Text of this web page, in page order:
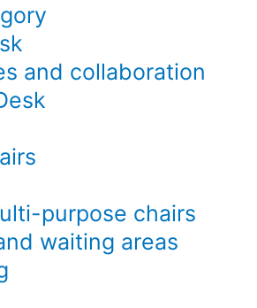
and collaboration
purpose chairs
waiting areas